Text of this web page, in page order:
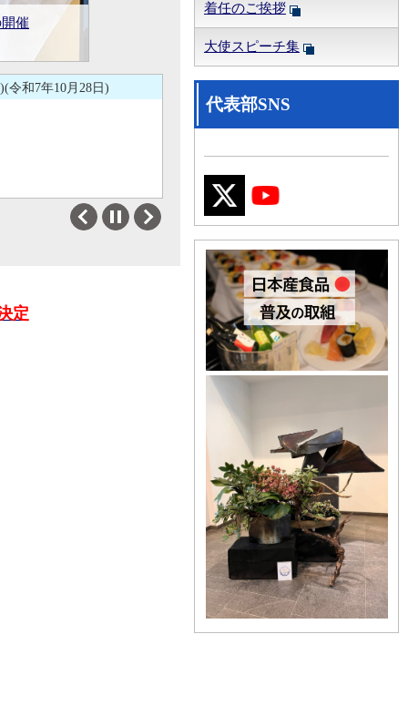
：相
催
2日)
日)
1月28日)
和7年10月28日)
1月28日)
Previous Next
定
着任のご挨拶
大使スピーチ集
代表部SNS